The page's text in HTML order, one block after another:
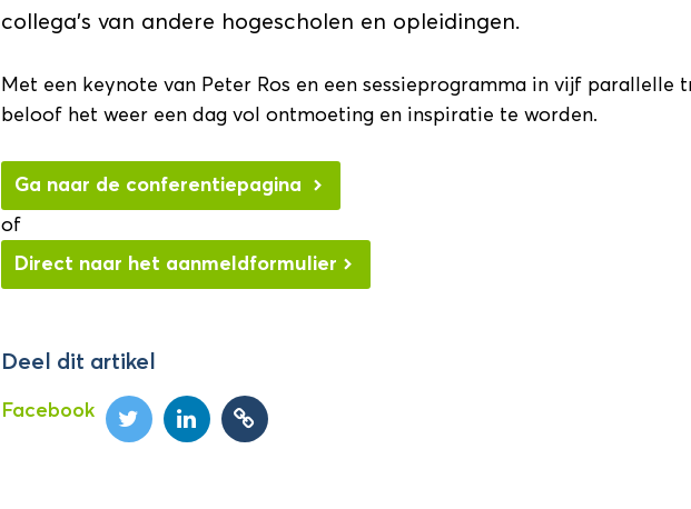
collega’s van andere hogescholen en opleidingen.
Met een keynote van Peter Ros en een sessieprogramma in vijf parallelle
beloof het weer een dag vol ontmoeting en inspiratie te worden.
Ga naar de conferentiepagina
of
Direct naar het aanmeldformulier
Deel dit artikel
Facebook